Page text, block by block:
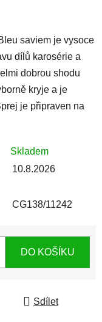
saviem je vysoce
dílů karosérie a
dobrou shodu
kryje a je
je připraven na
Skladem
10.8.2026
CG138/11242
DO KOŠÍKU
Sdílet